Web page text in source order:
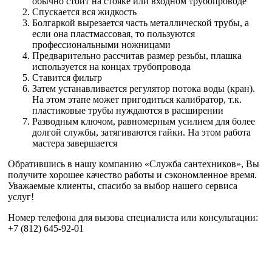
Спускается вся жидкость
Болгаркой вырезается часть металлической трубы, а
если она пластмассовая, то пользуются
профессиональными ножницами
Предварительно рассчитав размер резьбы, плашка
используется на концах трубопровода
Ставится фильтр
Затем устанавливается регулятор потока воды (кран).
На этом этапе может пригодиться калибратор, т.к.
пластиковые трубы нуждаются в расширении
Разводным ключом, равномерным усилием для более
долгой службы, затягиваются гайки. На этом работа
мастера завершается
Обратившись в нашу компанию «Служба сантехников», Вы
получите хорошее качество работы и сэкономленное время.
Уважаемые клиенты, спасибо за выбор нашего сервиса
услуг!
Номер телефона для вызова специалиста или консультации:
+7 (812) 645-92-01